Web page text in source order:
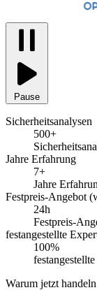
Pause
Sicherheitsanalysen
500+
Jahre Erfahrung
7+
Jahre
Festpreis-Angebot
24h
Festpreis-
festangestellte
100%
Warum jetzt handeln